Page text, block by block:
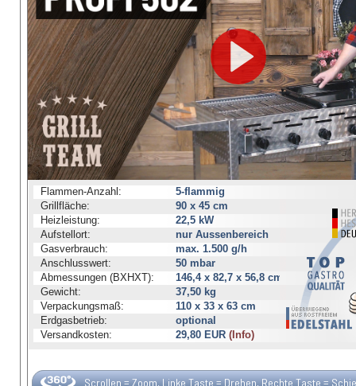
Flammen-Anzahl:
5-flammig
Grillfläche:
90 x 45 cm
Heizleistung:
22,5 kW
Aufstellort:
nur Aussenbereich
Gasverbrauch:
max. 1.500 g/h
Anschlusswert:
50 mbar
Abmessungen (BXHXT):
146,4 x 82,7 x 56,8 cm
Gewicht:
37,50 kg
Verpackungsmaß:
110 x 33 x 63 cm
Erdgasbetrieb:
optional
Versandkosten:
29,80 EUR (Info)
Scrollen = Zoom, Linke Taste = Drehen, Rechte Taste =